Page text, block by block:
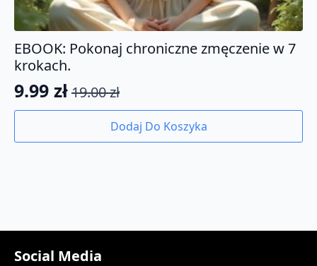
EBOOK: Pokonaj chroniczne zmęczenie w 7
krokach.
19.00zł
Pierwotna
wynosiła:
9.99 zł
Aktualna
wynosi:
Dodaj Do Koszyka
Social Media